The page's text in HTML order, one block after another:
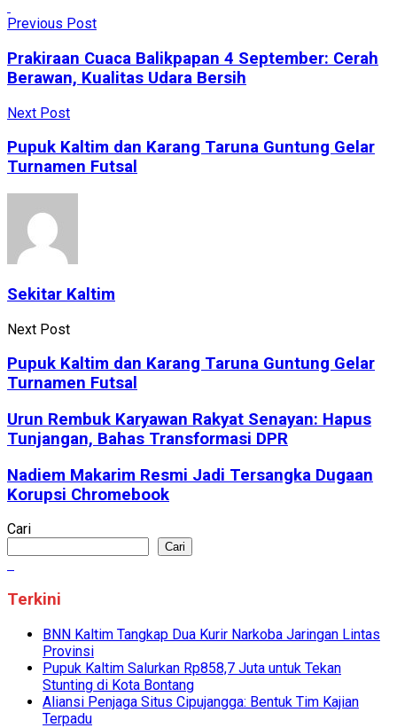
Previous Post
Prakiraan Cuaca Balikpapan 4 September: Cerah
Berawan, Kualitas Udara Bersih
Next Post
Pupuk Kaltim dan Karang Taruna Guntung Gelar
Turnamen Futsal
Sekitar Kaltim
Next Post
Pupuk Kaltim dan Karang Taruna Guntung Gelar
Turnamen Futsal
Urun Rembuk Karyawan Rakyat Senayan: Hapus
Tunjangan, Bahas Transformasi DPR
Nadiem Makarim Resmi Jadi Tersangka Dugaan
Korupsi Chromebook
Cari
Cari
Terkini
BNN Kaltim Tangkap Dua Kurir Narkoba Jaringan Lintas
Provinsi
Pupuk Kaltim Salurkan Rp858,7 Juta untuk Tekan
Stunting di Kota Bontang
Aliansi Penjaga Situs Cipujangga: Bentuk Tim Kajian
Terpadu